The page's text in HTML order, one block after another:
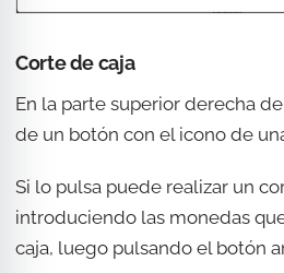
Corte de caja
En la parte superior derecha
de un botón con el icono de
Si lo pulsa puede realizar un
introduciendo las monedas
caja, luego pulsando el botón